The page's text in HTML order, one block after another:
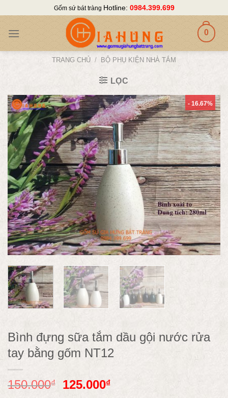
content
Gốm sứ bát tràng Hotline: 0984.399.699
0
TRANG CHỦ / BỘ PHỤ KIỆN NHÀ TẮM
LỌC
- 16.67%
Bình đựng sữa tắm dầu gội nước rửa
tay bằng gốm NT12
150.000₫ 125.000₫